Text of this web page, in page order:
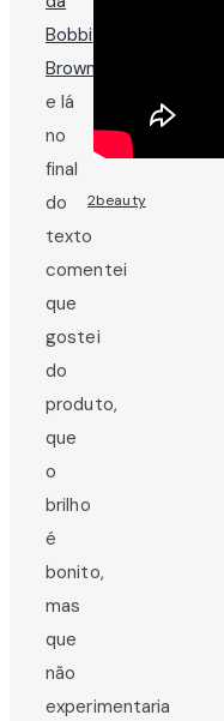
Bobbi
Brown
e lá
no
final
do
texto
comentei
que
gostei
do
produto,
que
o
brilho
é
bonito,
mas
que
não
experimentaria
2beauty